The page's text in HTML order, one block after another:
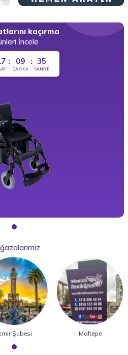
kaçırma
İncele
: 09
DAKIKA
: 33
SANIYE
Şubesi Maltepe